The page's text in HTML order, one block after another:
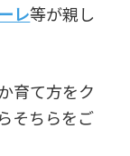
レ等が親し
育て方をク
そちらをご